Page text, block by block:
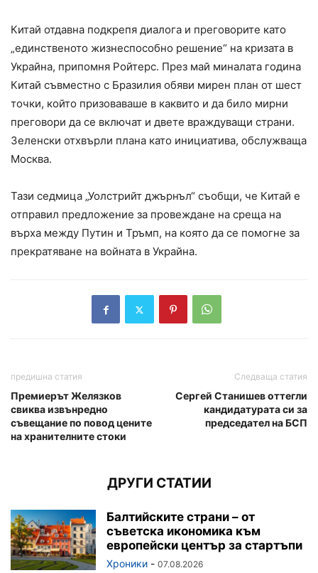
Китай отдавна подкрепя диалога и преговорите като
„единственото жизнеспособно решение“ на кризата в
Украйна, припомня Ройтерс. През май миналата година
Китай съвместно с Бразилия обяви мирен план от шест
точки, който призоваваше в каквито и да било мирни
преговори да се включат и двете враждуващи страни.
Зеленски отхвърли плана като инициатива, обслужваща
Москва.
Тази седмица „Уолстрийт джърнъл“ съобщи, че Китай е
отправил предложение за провеждане на среща на
върха между Путин и Тръмп, на която да се помогне за
прекратяване на войната в Украйна.
предишна статия
Премиерът Желязков
свиква извънредно
съвещание по повод цените
на хранителните стоки
Следваща статия
Сергей Станишев оттегли
кандидатурата си за
председател на БСП
ДРУГИ СТАТИИ
Балтийските страни – от
съветска икономика към
европейски център за стартъпи
Хроники - 07.08.2026